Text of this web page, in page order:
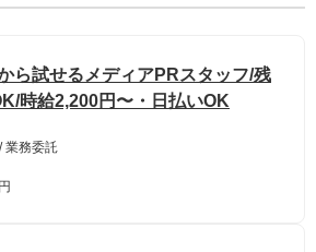
ら試せるメディアPRスタッフ/残
時給2,200円〜・日払いOK
業務委託